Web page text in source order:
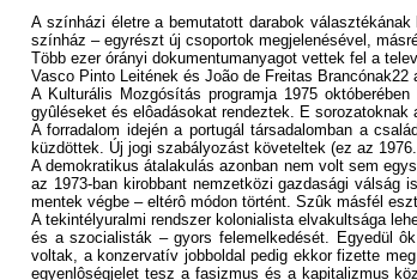
A színházi életre a bemutatott darabok
színház – egyrészt új csoportok megjelenésével,
Több ezer órányi dokumentumanyagot vettek fel a
Vasco Pinto Leitének és João de Freitas
A Kulturális Mozgósítás programja 1975
gyûléseket és elôadásokat rendeztek. E
A forradalom idején a portugál társadalomban a
küzdöttek. Új jogi szabályozást követeltek (ez az
A demokratikus átalakulás azonban nem volt sem
az 1973-ban kirobbant nemzetközi gazdasági válság
mentek végbe – eltérô módon történt. Szûk másfél
A tekintélyuralmi rendszer kolonialista elvakultsága
és a szocialisták – gyors felemelkedését. Egyedül
voltak, a konzervatív jobboldal pedig ekkor fizette
egyenlôségjelet tesz a fasizmus és a kapitalizmus